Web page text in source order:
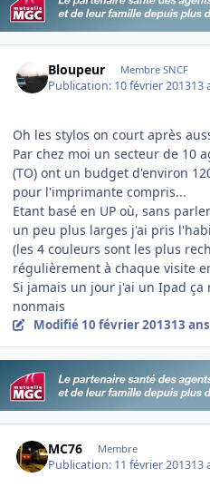
Bloupeur Membre SNCF
Publication: 10 février 201313
Oh les stylos on court après
Par chez moi un secteur de 10
(TO) ont un budget d'environ
pour l'imprimante compris...
Etant basé en UP où, sans
un peu plus larges j'ai pris
(les 4 couleurs sont les plus
régulièrement à chaque visite
Si jamais un jour j'ai un Ipad ça
nonmais
Modifié 10 février 201313 ans
MC76 Membre
Publication: 11 février 201313